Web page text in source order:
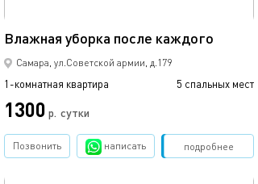
Влажная уборка после каждого
Самара, ул.Советской армии, д.179
1-комнатная квартира 5 спальных мест
1300 р. сутки
подробнее
Позвонить написать Забронировать